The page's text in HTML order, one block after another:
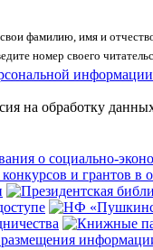
фамилию, имя и
номер своего
информации
на обработку